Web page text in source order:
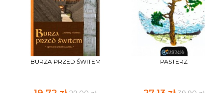
BURZA PRZED ŚWITEM PASTERZ